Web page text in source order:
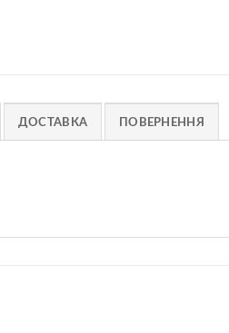
ДОСТАВКА ПОВЕРНЕННЯ